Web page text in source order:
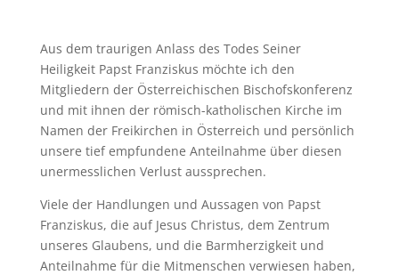
Aus dem traurigen Anlass des Todes Seiner
Heiligkeit Papst Franziskus möchte ich den
Mitgliedern der Österreichischen Bischofskonferenz
und mit ihnen der römisch-katholischen Kirche im
Namen der Freikirchen in Österreich und persönlich
unsere tief empfundene Anteilnahme über diesen
unermesslichen Verlust aussprechen.
Viele der Handlungen und Aussagen von Papst
Franziskus, die auf Jesus Christus, dem Zentrum
unseres Glaubens, und die Barmherzigkeit und
Anteilnahme für die Mitmenschen verwiesen haben,